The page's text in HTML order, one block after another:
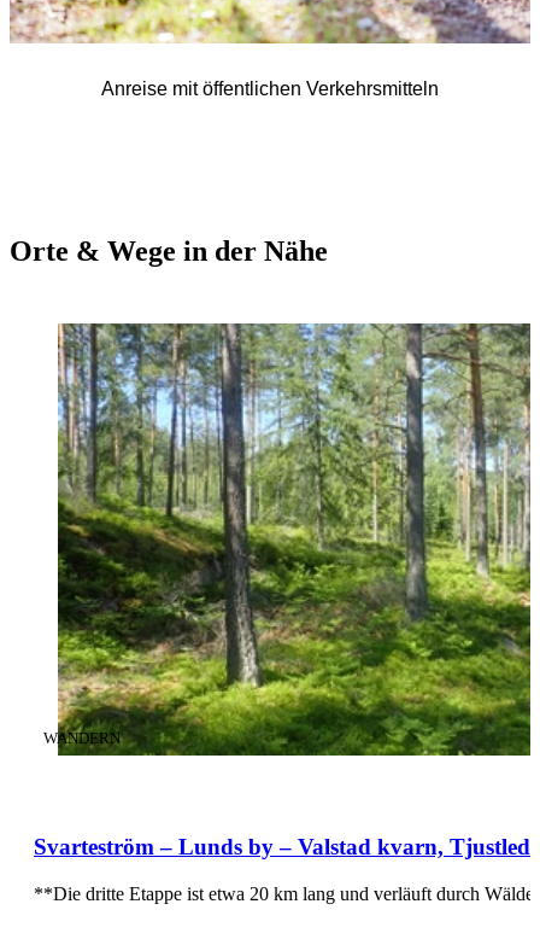
Anreise mit öffentlichen Verkehrsmitteln
Orte & Wege in der Nähe
Svarteström – Lunds by – Valstad kvarn,
KATEGORIE:
WANDERN
**Die dritte Etappe ist etwa 20 km lang und verläuft durch